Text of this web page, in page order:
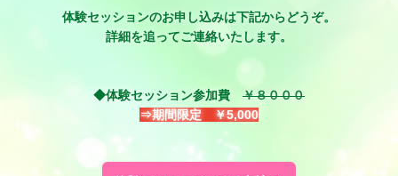
体験セッションのお申し込みは下記からどうぞ。
詳細を追ってご連絡いたします。
◆体験セッション参加費 ￥８０００
⇒期間限定 ￥5,000